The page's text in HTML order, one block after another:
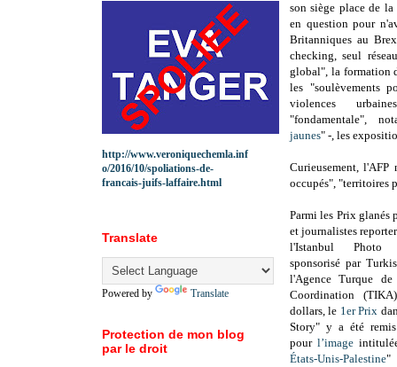
son siège place de la
en question pour
Britanniques au
checking, seul
global", la formation
les "soulèvements
violences
"fondamentale",
jaunes" -, les
Curieusement,
occupés", "territoires
Parmi les Prix glanés
et journalistes
l'Istanbul Photo
sponsorisé par
l'Agence Turque
Coordination
dollars, le 1er Prix
Story" y a été
pour l’image
États-Unis-Palestine"
http://www.veroniquechemla.inf
o/2016/10/spoliations-de-
francais-juifs-laffaire.html
Translate
Powered by Translate
Protection de mon blog
par le droit